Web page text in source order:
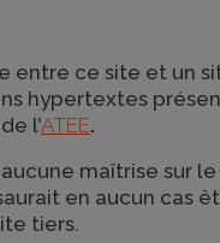
entre ce site et un
hypertextes
l’ATEE.
maîtrise sur
en aucun cas
tiers.